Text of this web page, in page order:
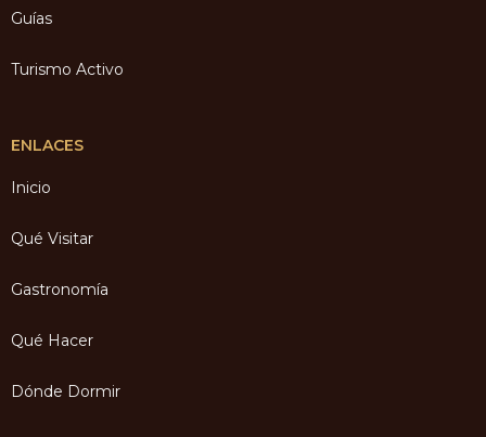
Guías
Turismo Activo
ENLACES
Inicio
Qué Visitar
Gastronomía
Qué Hacer
Dónde Dormir